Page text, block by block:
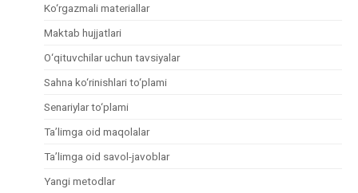
Ko‘rgazmali materiallar
Maktab hujjatlari
O‘qituvchilar uchun tavsiyalar
Sahna ko‘rinishlari to‘plami
Senariylar to‘plami
Ta’limga oid maqolalar
Ta’limga oid savol-javoblar
Yangi metodlar